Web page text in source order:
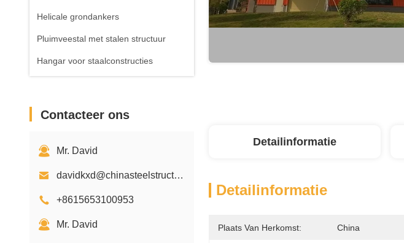
Helicale grondankers
Pluimveestal met stalen structuur
Hangar voor staalconstructies
Contacteer ons
Mr. David
davidkxd@chinasteelstructure.cn
+8615653100953
Mr. David
Detailinformatie
Detailinformatie
Plaats Van Herkomst: China